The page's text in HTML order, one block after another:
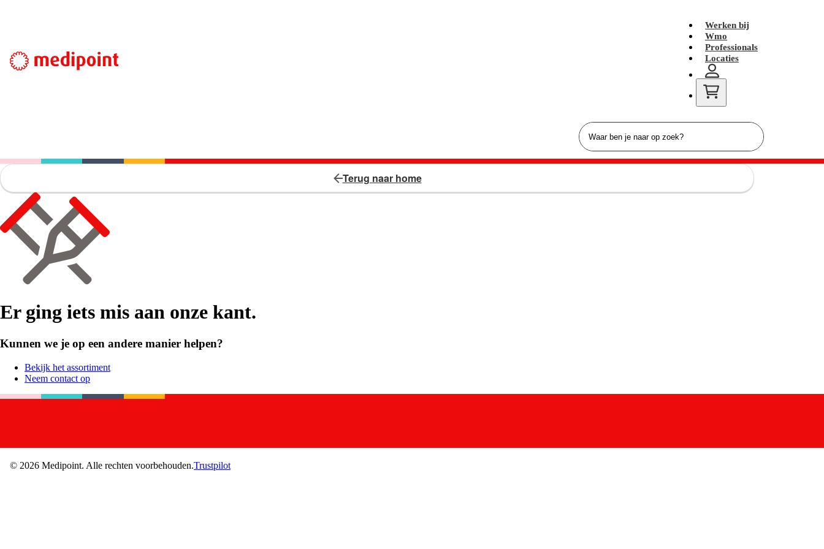
Werken bij
Wmo
Professionals
Locaties
Terug naar home
Er ging iets mis aan onze kant.
Kunnen we je op een andere manier helpen?
Bekijk het assortiment
Neem contact op
© 2026 Medipoint. Alle rechten voorbehouden.Trustpilot